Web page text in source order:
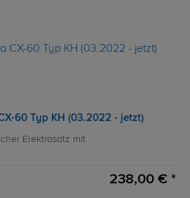
60 Typ KH (03.2022 - jetzt)
Elektrosatz mit
238,00 € *